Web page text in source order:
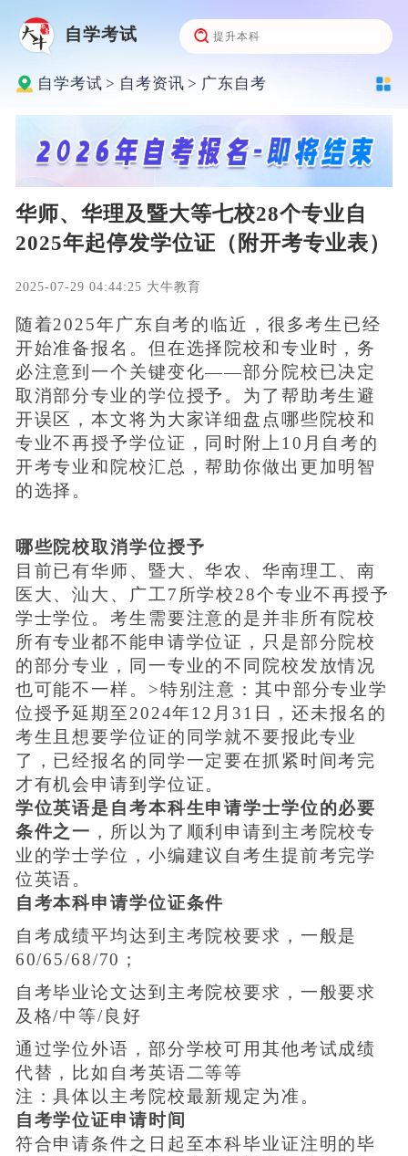
自学考试
自学考试 > 自考资讯 > 广东自考
华师、华理及暨大等七校28个专业自
2025年起停发学位证（附开考专业表）
2025-07-29 04:44:25 大牛教育
随着2025年广东自考的临近，很多考生已经
开始准备报名。但在选择院校和专业时，务
必注意到一个关键变化——部分院校已决定
取消部分专业的学位授予。为了帮助考生避
开误区，本文将为大家详细盘点哪些院校和
专业不再授予学位证，同时附上10月自考的
开考专业和院校汇总，帮助你做出更加明智
的选择。
哪些院校取消学位授予
目前已有华师、暨大、华农、华南理工、南
医大、汕大、广工7所学校28个专业不再授予
学士学位。考生需要注意的是并非所有院校
所有专业都不能申请学位证，只是部分院校
的部分专业，同一专业的不同院校发放情况
也可能不一样。>特别注意：其中部分专业学
位授予延期至2024年12月31日，还未报名的
考生且想要学位证的同学就不要报此专业
了，已经报名的同学一定要在抓紧时间考完
才有机会申请到学位证。
学位英语是自考本科生申请学士学位的必要
条件之一 ，所以为了顺利申请到主考院校专
业的学士学位，小编建议自考生提前考完学
位英语。
自考本科申请学位证条件
自考成绩平均达到主考院校要求，一般是
60/65/68/70；
自考毕业论文达到主考院校要求，一般要求
及格/中等/良好
通过学位外语，部分学校可用其他考试成绩
代替，比如自考英语二等等
注：具体以主考院校最新规定为准。
自考学位证申请时间
符合申请条件之日起至本科毕业证注明的毕